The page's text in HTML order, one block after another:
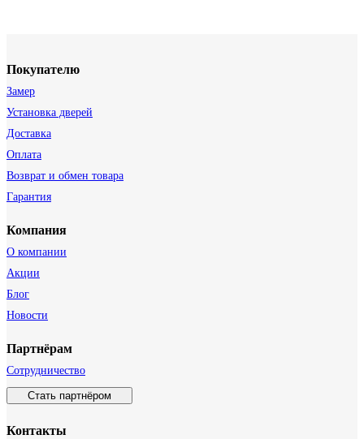
Покупателю
Замер
Установка дверей
Доставка
Оплата
Возврат и обмен товара
Гарантия
Компания
О компании
Акции
Блог
Новости
Партнёрам
Сотрудничество
Стать партнёром
Контакты